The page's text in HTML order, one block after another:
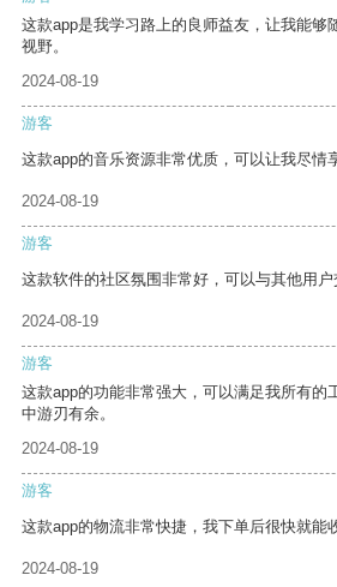
这款app是我学习路上的良师益友，让我能够
视野。
2024-08-19
游客
这款app的音乐资源非常优质，可以让我尽情
2024-08-19
游客
这款软件的社区氛围非常好，可以与其他用户
2024-08-19
游客
这款app的功能非常强大，可以满足我所有的
中游刃有余。
2024-08-19
游客
这款app的物流非常快捷，我下单后很快就能
2024-08-19